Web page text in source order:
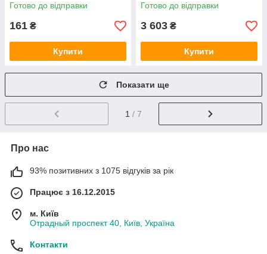
Готово до відправки
161 ₴
Купити
Готово до відправки
3 603 ₴
Купити
Показати ще
1 / 7
Про нас
93% позитивних з 1075 відгуків за рік
Працює з 16.12.2015
м. Київ
Отрадный проспект 40, Київ, Україна
Контакти